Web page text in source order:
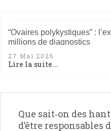
“Ovaires polykystiques” :
millions de diagnostics
27 Mai 2026
Lire la suite...
Que sait‑on des
d’être responsables